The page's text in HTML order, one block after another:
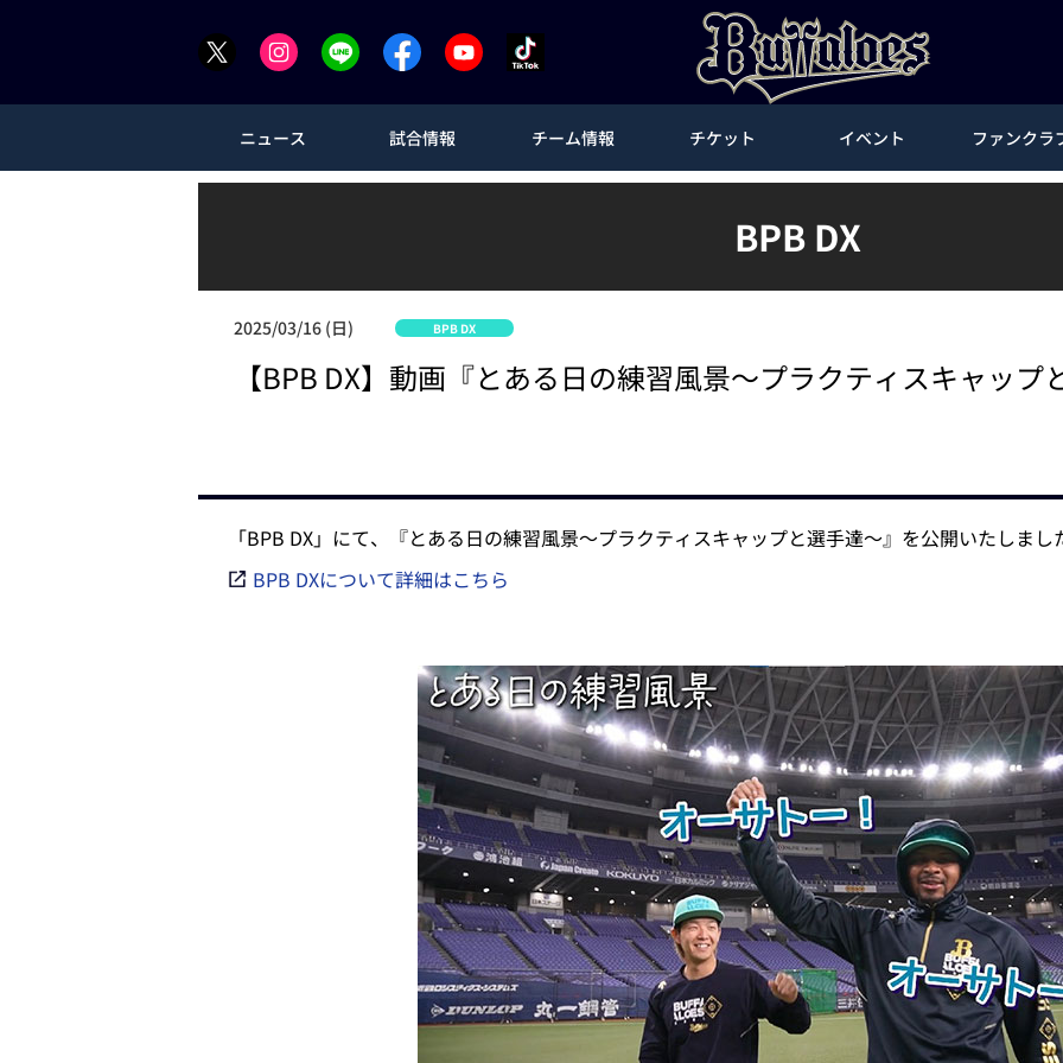
ニュース 試合情報 チーム情報 チケット イベント ファンクラ
BPB DX
2025/03/16 (日) BPB DX
【BPB DX】動画『とある日の練習風景～プラクティスキャッ
「BPB DX」にて、『とある日の練習風景～プラクティスキャップと選手達～』を公開いたしまし
BPB DXについて詳細はこちら